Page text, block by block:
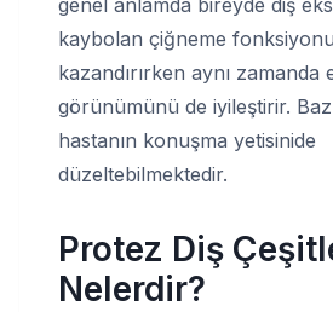
genel anlamda bireyde diş
kaybolan çiğneme
kazandırırken aynı zamanda
görünümünü de iyileştirir.
hastanın konuşma yetisinide
düzeltebilmektedir.
Protez Diş
Nelerdir?